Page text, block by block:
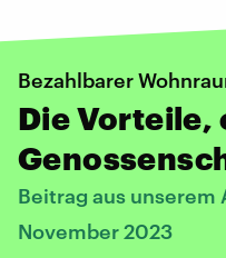
Bezahlbarer
Die Vorteile,
Beitrag aus unserem
November 2023